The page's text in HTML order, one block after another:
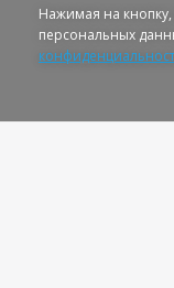
Нажимая на кнопку,
персональных